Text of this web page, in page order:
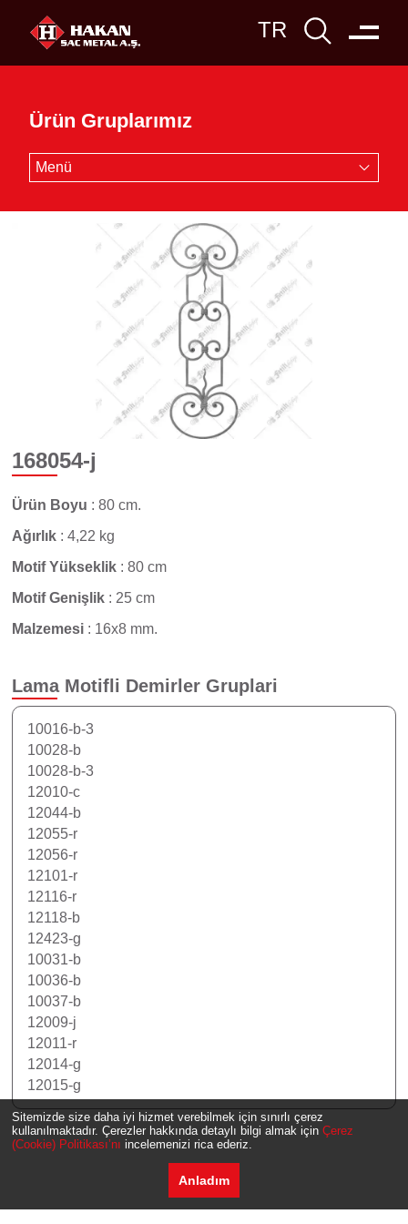
Sitemizde size daha iyi hizmet verebilmek için sınırlı çerez
kullanılmaktadır. Çerezler hakkında detaylı bilgi almak için Çerez
(Cookie) Politikası’nı incelemenizi rica ederiz.
Anladım
Ürün Gruplarımız
Menü
Profil
Yapı Malzemeleri
Kesim - Büküm
Lazer Kesim
168054-j
Ürün Boyu :80 cm.
Ağırlık :4,22 kg
Motif Yükseklik :80 cm
Motif Genişlik : 25 cm
Malzemesi : 16x8 mm.
Lama Motifli Demirler Gruplari
10016-b-3
10028-b
10028-b-3
12010-c
12044-b
12055-r
12056-r
12101-r
12116-r
12118-b
12423-g
10031-b
10036-b
10037-b
12009-j
12011-r
12014-g
12015-g